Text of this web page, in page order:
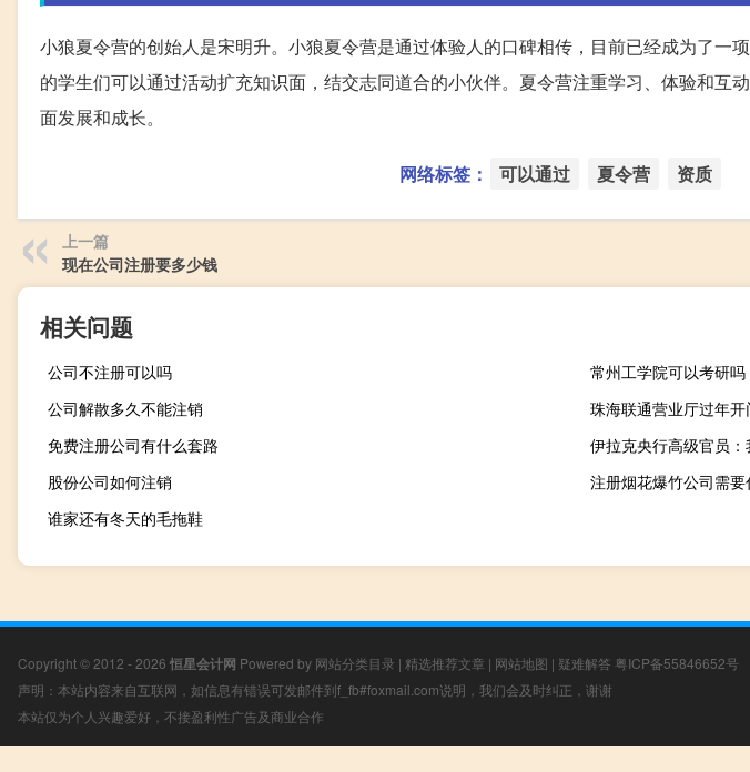
小狼夏令营的创始人是宋明升。小狼夏令营是通过体验人的口碑相传，目前已经成为了一
的学生们可以通过活动扩充知识面，结交志同道合的小伙伴。夏令营注重学习、体验和互
面发展和成长。
网络标签： 可以通过 夏令营 资质
上一篇
现在公司注册要多少钱
相关问题
公司不注册可以吗
常州工学院可以考研吗
公司解散多久不能注销
珠海联通营业厅过年开
免费注册公司有什么套路
股份公司如何注销
注册烟花爆竹公司需
谁家还有冬天的毛拖鞋
Copyright © 2012 - 2026 恒星会计网 Powered by 网站分类目录 | 精选推荐文章 | 网站地图 | 疑难解答 粤ICP备55846652号
声明：本站内容来自互联网，如信息有错误可发邮件到f_fb#foxmail.com说明，我们会及时纠正，谢谢
本站仅为个人兴趣爱好，不接盈利性广告及商业合作